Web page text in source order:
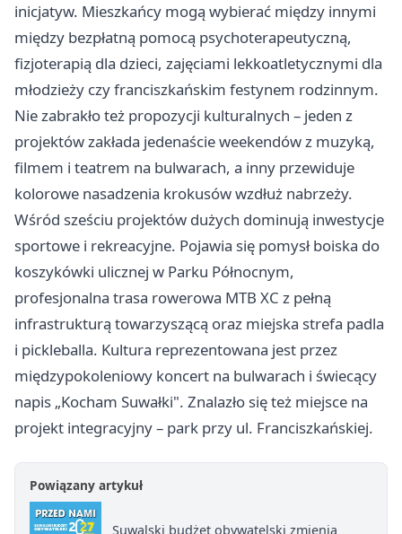
inicjatyw. Mieszkańcy mogą wybierać między innymi
między bezpłatną pomocą psychoterapeutyczną,
fizjoterapią dla dzieci, zajęciami lekkoatletycznymi dla
młodzieży czy franciszkańskim festynem rodzinnym.
Nie zabrakło też propozycji kulturalnych – jeden z
projektów zakłada jedenaście weekendów z muzyką,
filmem i teatrem na bulwarach, a inny przewiduje
kolorowe nasadzenia krokusów wzdłuż nabrzeży.
Wśród sześciu projektów dużych dominują inwestycje
sportowe i rekreacyjne. Pojawia się pomysł boiska do
koszykówki ulicznej w Parku Północnym,
profesjonalna trasa rowerowa MTB XC z pełną
infrastrukturą towarzyszącą oraz miejska strefa padla
i pickleballa. Kultura reprezentowana jest przez
międzypokoleniowy koncert na bulwarach i świecący
napis „Kocham Suwałki". Znalazło się też miejsce na
projekt integracyjny – park przy ul. Franciszkańskiej.
Powiązany artykuł
Suwalski budżet obywatelski zmienia